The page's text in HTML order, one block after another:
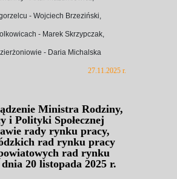
- Wojciech Brzeziński,
- Marek Skrzypczak,
- Daria Michalska
27.11.2025 r.
Ministra Rodziny,
i Polityki Społecznej
rady rynku pracy,
rad rynku pracy
rad rynku
20 listopada 2025 r.